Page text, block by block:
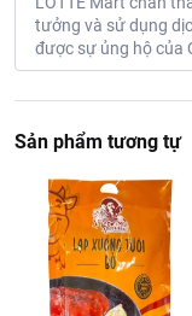
tưởng và sử dụng
được sự ủng hộ của
Sản phẩm tương tự